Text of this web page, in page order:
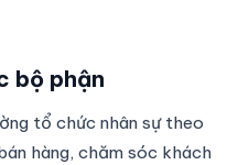
bộ phận
tổ chức nhân sự theo
hàng, chăm sóc khách